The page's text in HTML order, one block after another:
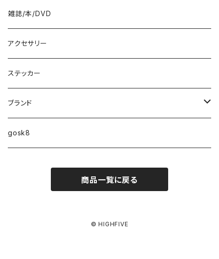
8.7インチ
9インチ
9.2インチ
10インチ
ファンシェイプ
雑誌/本/DVD
アクセサリー
ステッカー
ブランド
HIGHFIVE
MELLOW CONCAVE LOVERS CLUB
NIKE SB ISHOD COLLECTION
gosk8
商品一覧に戻る
© HIGHFIVE